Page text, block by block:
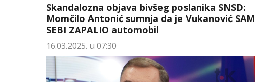
Skandalozna objava bivšeg poslanika SNSD:
Momčilo Antonić sumnja da je Vukanović SAM
SEBI ZAPALIO automobil
16.03.2025. u 07:30